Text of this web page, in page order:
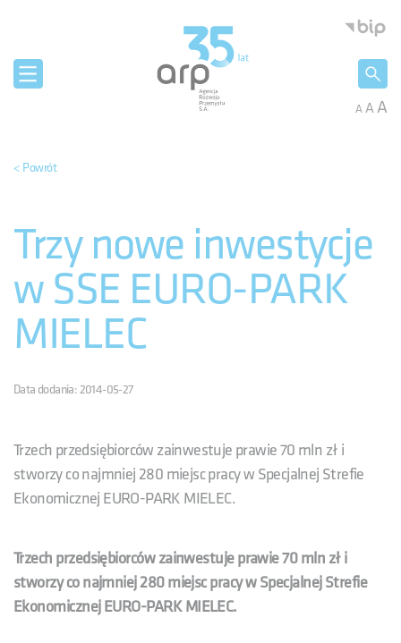
AAA
< Powrót
Trzy nowe inwestycje
w SSE EURO-PARK
MIELEC
Data dodania: 2014-05-27
Trzech przedsiębiorców zainwestuje prawie 70 mln zł i
stworzy co najmniej 280 miejsc pracy w Specjalnej Strefie
Ekonomicznej EURO-PARK MIELEC.
Trzech przedsiębiorców zainwestuje prawie 70 mln zł i
stworzy co najmniej 280 miejsc pracy w Specjalnej Strefie
Ekonomicznej EURO-PARK MIELEC.